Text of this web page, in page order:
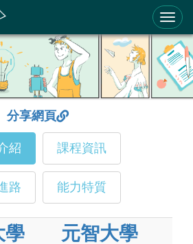
育才輔助系統
分享網頁
紹 課程資訊
路 能力特質
學
元智大學